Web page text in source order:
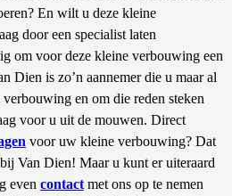
En wilt u deze kleine
door een specialist laten
om voor deze kleine verbouwing een
Dien is zo’n aannemer die u maar al
en om die reden steken
voor u uit de mouwen. Direct
voor uw kleine verbouwing? Dat
Van Dien! Maar u kunt er uiteraard
even contact met ons op te nemen